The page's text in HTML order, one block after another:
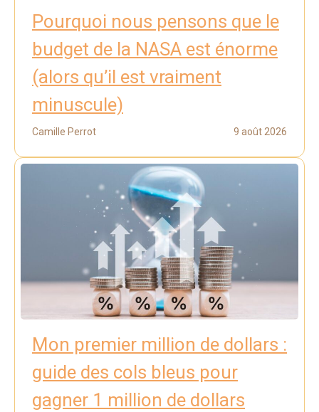
Pourquoi nous pensons que le
budget de la NASA est énorme
(alors qu’il est vraiment
minuscule)
Camille Perrot 9 août 2026
Mon premier million de dollars :
guide des cols bleus pour
gagner 1 million de dollars